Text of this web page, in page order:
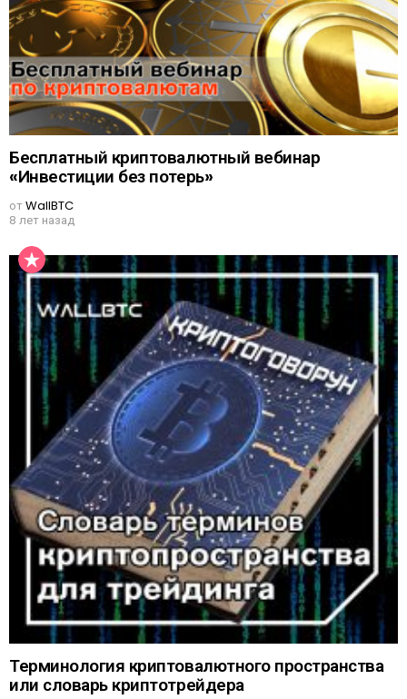
Бесплатный криптовалютный вебинар
«Инвестиции без потерь»
отWallBTC
8 лет назад
Терминология криптовалютного пространства
или словарь криптотрейдера